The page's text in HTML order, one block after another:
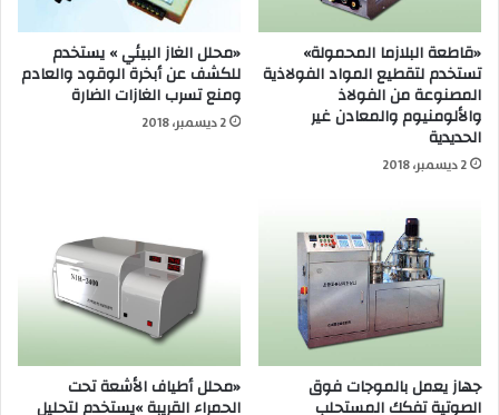
«قاطعة البلازما المحمولة»
تستخدم لتقطيع المواد الفولاذية
المصنوعة من الفولاذ
والألومنيوم والمعادن غير
الحديدية
2 ديسمبر، 2018
«محلل الغاز البيئي » يستخدم
للكشف عن أبخرة الوقود والعادم
ومنع تسرب الغازات الضارة
2 ديسمبر، 2018
جهاز يعمل بالموجات فوق
الصوتية تفكك المستحلب
«محلل أطياف الأشعة تحت
الحمراء القريبة »يستخدم لتحليل